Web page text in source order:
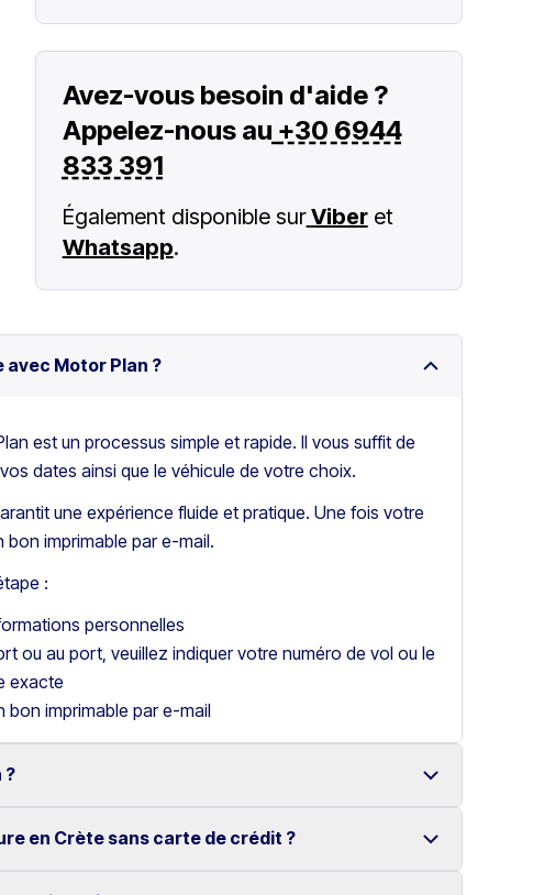
Avez-vous besoin d'aide ?
Appelez-nous au +30 6944
833 391
Également disponible surViber et
Whatsapp.
Motor Plan ?
est un processus simple et rapide. Il vous suffit de
dates ainsi que le véhicule de votre choix.
une expérience fluide et pratique. Une fois votre
imprimable par e-mail.
:
personnelles
ou au port, veuillez indiquer votre numéro de vol ou le
exacte
imprimable par e-mail
?
à Héraklion avec une large gamme de véhicules
en Crète sans carte de crédit ?